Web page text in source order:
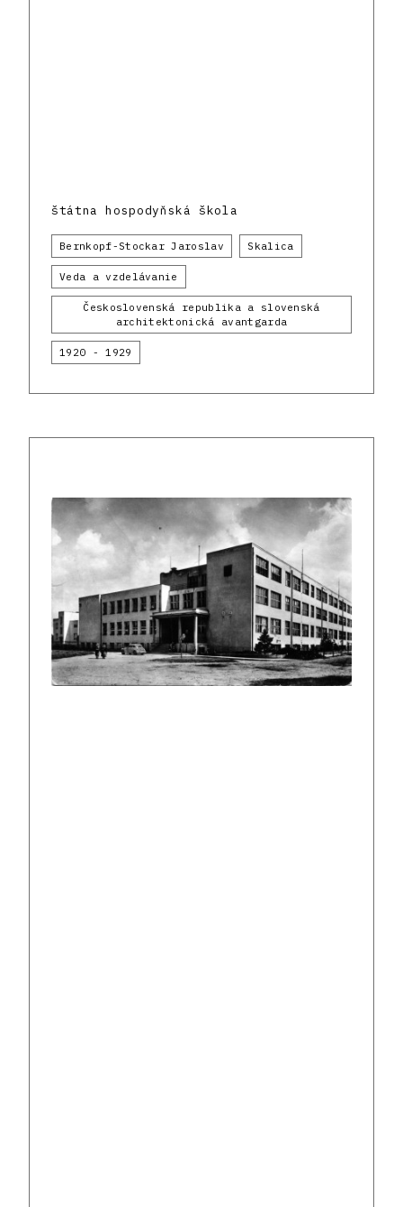
štátna hospodyňská škola
Bernkopf-Stockar Jaroslav Skalica
Veda a vzdelávanie
Československá republika a slovenská
architektonická avantgarda
1920 - 1929